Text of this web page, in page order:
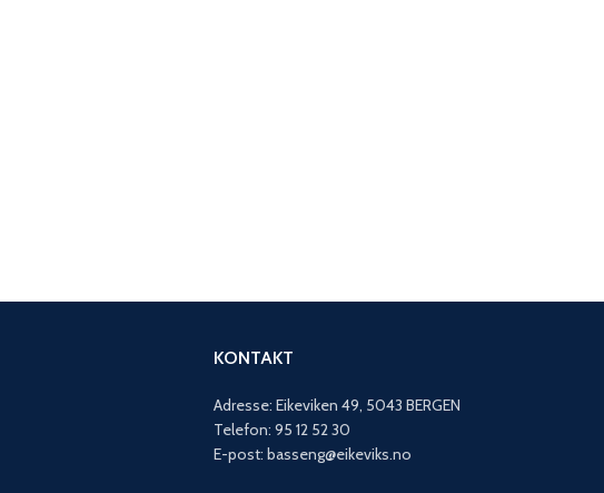
KONTAKT
Adresse: Eikeviken 49, 5043 BERGEN
Telefon: 95 12 52 30
E-post: basseng@eikeviks.no